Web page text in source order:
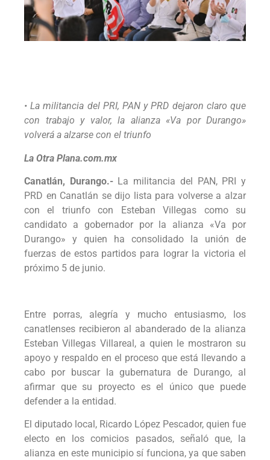
• La militancia del PRI, PAN y PRD dejaron claro que
con trabajo y valor, la alianza «Va por Durango»
volverá a alzarse con el triunfo
La Otra Plana.com.mx
Canatlán, Durango.-La militancia del PAN, PRI y
PRD en Canatlán se dijo lista para volverse a alzar
con el triunfo con Esteban Villegas como su
candidato a gobernador por la alianza «Va por
Durango» y quien ha consolidado la unión de
fuerzas de estos partidos para lograr la victoria el
próximo 5 de junio.
Entre porras, alegría y mucho entusiasmo, los
canatlenses recibieron al abanderado de la alianza
Esteban Villegas Villareal, a quien le mostraron su
apoyo y respaldo en el proceso que está llevando a
cabo por buscar la gubernatura de Durango, al
afirmar que su proyecto es el único que puede
defender a la entidad.
El diputado local, Ricardo López Pescador, quien fue
electo en los comicios pasados, señaló que, la
alianza en este municipio sí funciona, ya que saben